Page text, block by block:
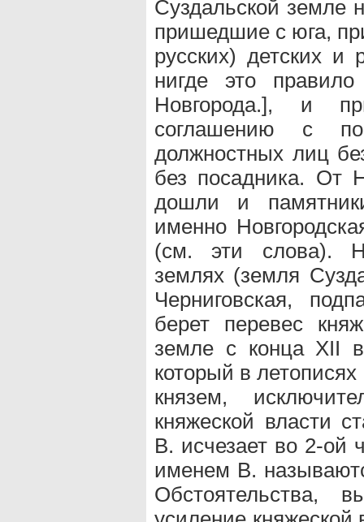
Суздальской земле
пришедшие с юга,
русских) детских и
нигде это
Новгорода.], и
соглашению с
должностных лиц
без посадника. От
дошли и памятники
именно
(см. эти слова).
землях (земля
Черниговская,
берет перевес
земле с конца XII
который в
князем,
княжеской власти
В. исчезает во 2-ой
именем В.
Обстоятельства,